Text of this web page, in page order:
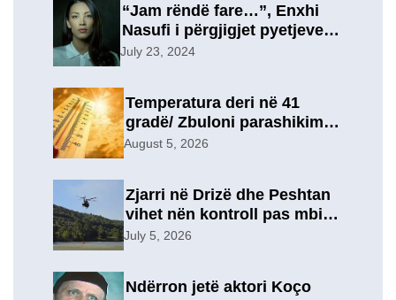
“Jam rëndë fare…”, Enxhi
Nasufi i përgjigjet pyetjeve
për ish-in, pas përfundimit të
një lidhje të re?
July 23, 2024
Temperatura deri në 41
gradë/ Zbuloni parashikimin
e motit, për sot
August 5, 2026
Zjarri në Drizë dhe Peshtan
vihet nën kontroll pas mbi 9
orësh operacion, u
July 5, 2026
Ndërron jetë aktori Koço